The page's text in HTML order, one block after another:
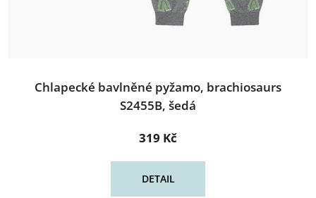
Chlapecké bavlněné pyžamo, brachiosaurs
S2455B, šedá
319 Kč
DETAIL